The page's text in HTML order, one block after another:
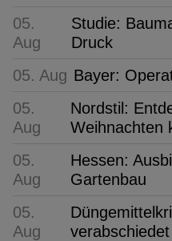
05.
Aug
Studie:
Druck
05. Aug Bayer:
05.
Aug
Nordstil:
Weihnachten
05.
Aug
Hessen:
Gartenbau
05.
Aug